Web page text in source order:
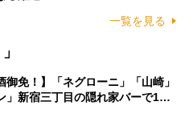
一覧を見る
御免！】「ネグローニ」「山崎」
」新宿三丁目の隠れ家バーで1…